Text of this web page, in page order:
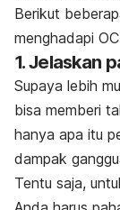
Berikut
menghadapi
1. Jelaskan
Supaya lebih
bisa memberi
hanya apa itu
dampak
Tentu saja,